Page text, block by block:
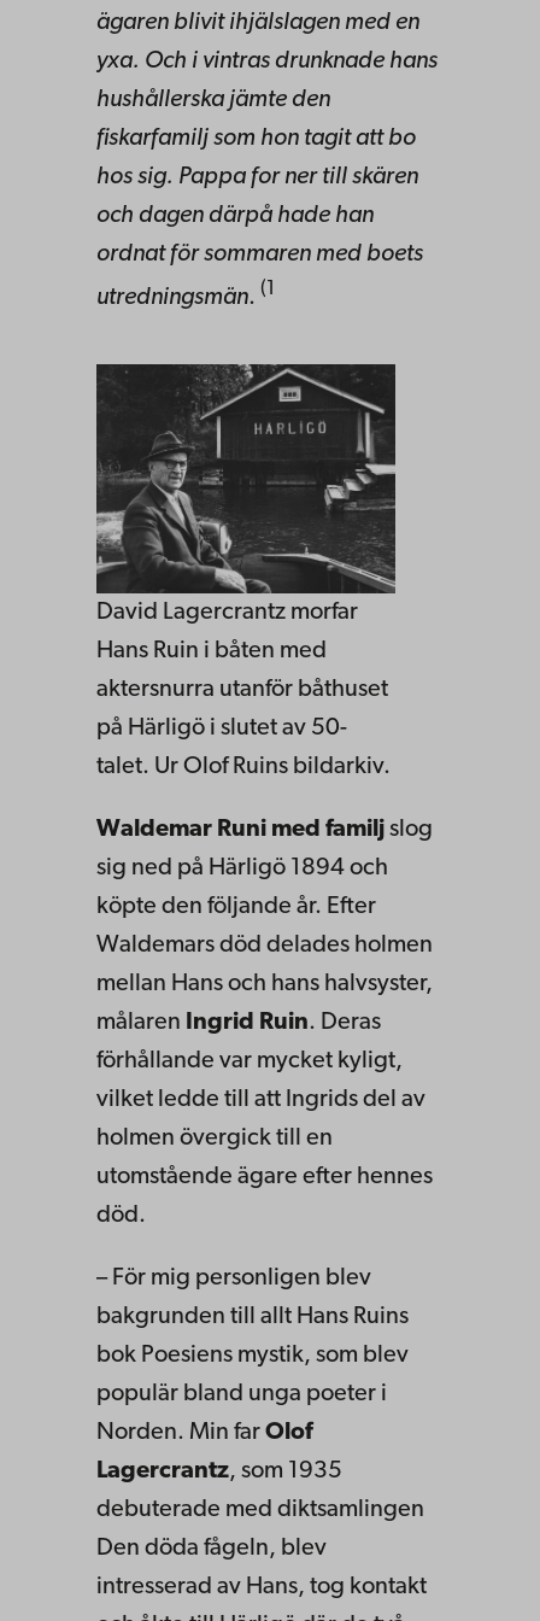
ägaren blivit ihjälslagen med en
yxa. Och i vintras drunknade hans
hushållerska jämte den
fiskarfamilj som hon tagit att bo
hos sig. Pappa for ner till skären
och dagen därpå hade han
ordnat för sommaren med boets
utredningsmän. (1
David Lagercrantz morfar
Hans Ruin i båten med
aktersnurra utanför båthuset
på Härligö i slutet av 50-
talet. Ur Olof Ruins bildarkiv.
Waldemar Runi med familj slog
sig ned på Härligö 1894 och
köpte den följande år. Efter
Waldemars död delades holmen
mellan Hans och hans halvsyster,
målaren Ingrid Ruin. Deras
förhållande var mycket kyligt,
vilket ledde till att Ingrids del av
holmen övergick till en
utomstående ägare efter hennes
död.
– För mig personligen blev
bakgrunden till allt Hans Ruins
bok Poesiens mystik, som blev
populär bland unga poeter i
Norden. Min far Olof
Lagercrantz, som 1935
debuterade med diktsamlingen
Den döda fågeln, blev
intresserad av Hans, tog kontakt